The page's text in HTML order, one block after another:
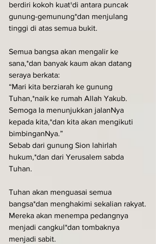
berdiri kokoh kuat†di antara puncak
gunung-gemunung*dan menjulang
tinggi di atas semua bukit.
Semua bangsa akan mengalir ke
sana,*dan banyak kaum akan datang
seraya berkata:
“Mari kita berziarah ke gunung
Tuhan,*naik ke rumah Allah Yakub.
Semoga Ia menunjukkan jalanNya
kepada kita,*dan kita akan mengikuti
bimbinganNya.”
Sebab dari gunung Sion lahirlah
hukum,*dan dari Yerusalem sabda
Tuhan.
Tuhan akan menguasai semua
bangsa*dan menghakimi sekalian rakyat.
Mereka akan menempa pedangnya
menjadi cangkul*dan tombaknya
menjadi sabit.